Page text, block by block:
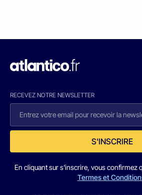
RECEVEZ NOTRE NEWSLETTER
S'INSCRIRE
En cliquant sur s'inscrire, vous confirmez
Termes et